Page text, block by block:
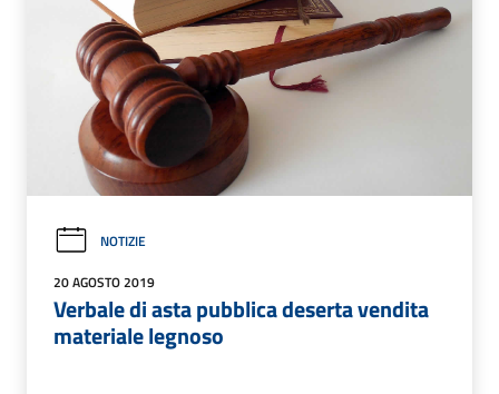
NOTIZIE
20 AGOSTO 2019
Verbale di asta pubblica deserta vendita
materiale legnoso